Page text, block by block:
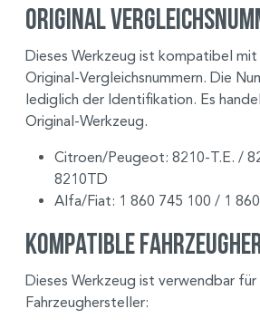
Original
Dieses Werkzeug ist kompatibel
Original-Vergleichsnummern. Die
lediglich der Identifikation. Es
Original-Werkzeug.
Citroen/Peugeot: 8210-T.E. /
8210TD
Alfa/Fiat: 1 860 745 100 / 1
Kompatible
Dieses Werkzeug ist verwendbar
Fahrzeughersteller: